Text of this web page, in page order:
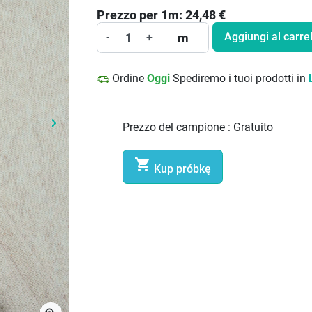
Prossimo
keyboard_arrow_right
Prezzo per 1m: 24,48€
- + m Aggiungi al
Ordine Oggi Spediremo i tuoi prodotti in
Prezzo del campione : Gratuito
 Kup próbkę